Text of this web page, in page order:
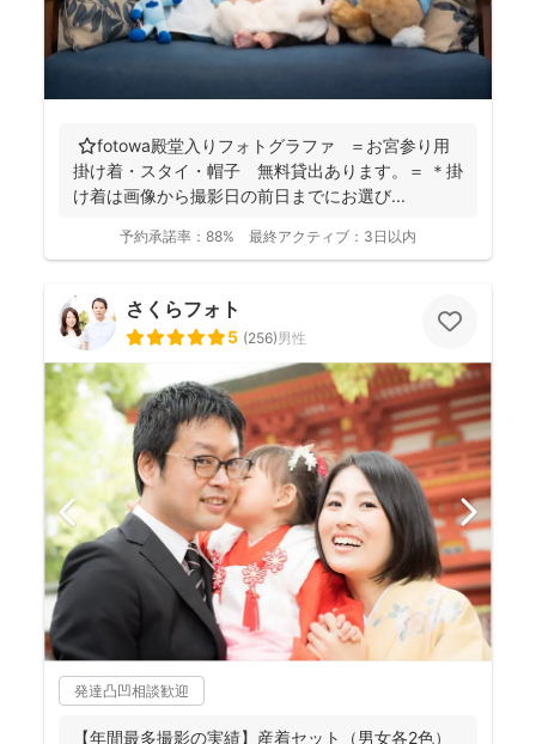
⭐️fotowa殿堂入りフォトグラファ ＝お宮参り用
掛け着・スタイ・帽子 無料貸出あります。＝ ＊掛
け着は画像から撮影日の前日までにお選び...
予約承諾率： 88% 最終アクティブ： 3日以内
さくらフォト
5 (256)男性
発達凸凹相談歓迎
【年間最多撮影の実績】産着セット（男女各2色）